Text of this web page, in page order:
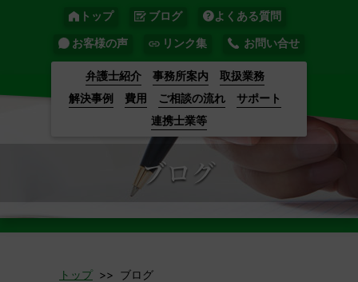
トップ ブログ よくある質問
お客様の声 リンク集 お問い合せ
弁護士紹介 事務所案内
取扱業務
解決事例
費用 ご相談の流れ
サポート
連携士業等
トップ>> ブログ